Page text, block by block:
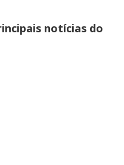
notícias do